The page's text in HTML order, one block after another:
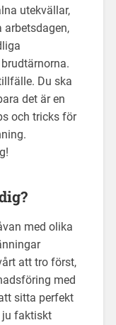
utekvällar,
arbetsdagen,
Du ska
det är en
och tricks för
med olika
att tro först,
med
sitta perfekt
ju faktiskt